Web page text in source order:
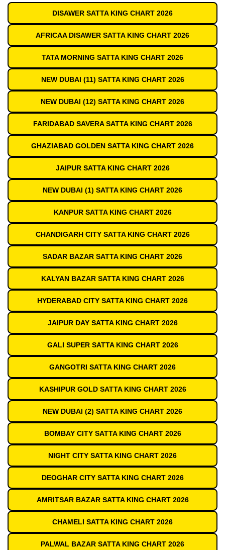
DISAWER SATTA KING CHART 2026
AFRICAA DISAWER SATTA KING CHART 2026
TATA MORNING SATTA KING CHART 2026
NEW DUBAI (11) SATTA KING CHART 2026
NEW DUBAI (12) SATTA KING CHART 2026
FARIDABAD SAVERA SATTA KING CHART 2026
GHAZIABAD GOLDEN SATTA KING CHART 2026
JAIPUR SATTA KING CHART 2026
NEW DUBAI (1) SATTA KING CHART 2026
KANPUR SATTA KING CHART 2026
CHANDIGARH CITY SATTA KING CHART 2026
SADAR BAZAR SATTA KING CHART 2026
KALYAN BAZAR SATTA KING CHART 2026
HYDERABAD CITY SATTA KING CHART 2026
JAIPUR DAY SATTA KING CHART 2026
GALI SUPER SATTA KING CHART 2026
GANGOTRI SATTA KING CHART 2026
KASHIPUR GOLD SATTA KING CHART 2026
NEW DUBAI (2) SATTA KING CHART 2026
BOMBAY CITY SATTA KING CHART 2026
NIGHT CITY SATTA KING CHART 2026
DEOGHAR CITY SATTA KING CHART 2026
AMRITSAR BAZAR SATTA KING CHART 2026
CHAMELI SATTA KING CHART 2026
PALWAL BAZAR SATTA KING CHART 2026